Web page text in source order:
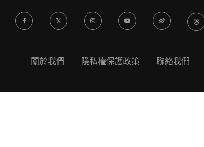
關於我們 隱私權保護政策 聯絡我們